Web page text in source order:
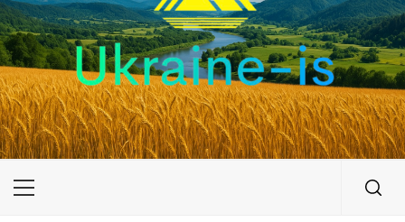
UKRAINE-IS
ПОДОРОЖI ПО УКРАЇНІ
Primary